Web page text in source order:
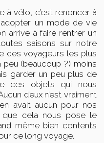
à vélo, c’est renoncer à
un mode de vie
arrive à faire rentrer un
saisons sur notre
des voyageurs les plus
(beaucoup ?) moins
garder un peu plus de
ces objets qui nous
d’eux n’est vraiment
avait aucun pour nos
cela nous pose le
même bien contents
ce long voyage.